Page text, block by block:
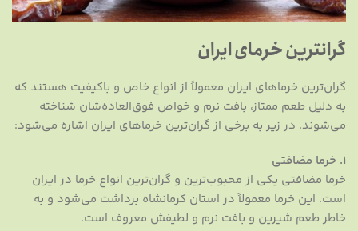
گرانترین خرمای ایران
گران‌ترین خرماهای ایران معمولاً از انواع خاص و باکیفیت هستند که
به دلیل طعم ممتاز، بافت نرم و خواص فوق‌العاده‌شان شناخته
می‌شوند. در زیر به برخی از گران‌ترین خرماهای ایران اشاره می‌شود:
۱. خرما مضافتی
خرما مضافتی یکی از محبوب‌ترین و گران‌ترین انواع خرما در ایران
است. این خرما معمولاً در استان کرمانشاه برداشت می‌شود و به
خاطر طعم شیرین و بافت نرم و لطیفش معروف است.